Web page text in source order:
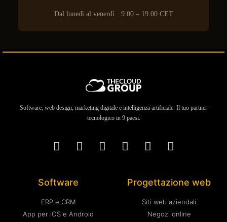
Dal lunedì al venerdì · 9:00 – 19:00 CET
Software, web design, marketing digitale e intelligenza artificiale. Il tuo partner
tecnologico in 9 paesi.
Software
ERP e CRM
App per iOS e Android
Progettazione web
Siti web aziendali
Negozi online